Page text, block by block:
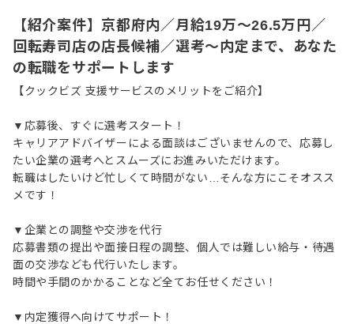
【紹介案件】京都府内／月給19万～26.5万円／
回転寿司店の店長候補／選考～内定まで、あなた
の転職をサポートします
【クックビズ 支援サービスのメリットをご紹介】
▼応募後、すぐに選考スタート！
キャリアアドバイザーによる面談はございませんので、応募し
たい企業の選考へとスムーズにお進みいただけます。
転職はしたいけど忙しくて時間がない…そんな方にこそオスス
メです！
▼企業との調整や交渉を代行
応募書類の提出や面接日程の調整、個人では難しい給与・待遇
面の交渉なども代行いたします。
時間や手間のかかることなど全てお任せください！
▼内定獲得へ向けてサポート！